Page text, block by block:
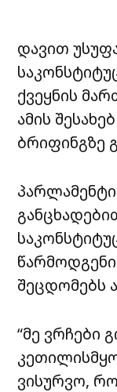
დავით
ქვეყნის
ამის
ბრიფინგზე
შეცდომებს
“მე ვრჩები
ვისურვო,